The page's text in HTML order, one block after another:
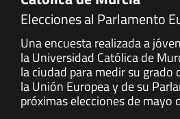
Elecciones al Parlamento
Una encuesta realizada a
la Universidad Católica de
la ciudad para medir su
la Unión Europea y de su
próximas elecciones de mayo